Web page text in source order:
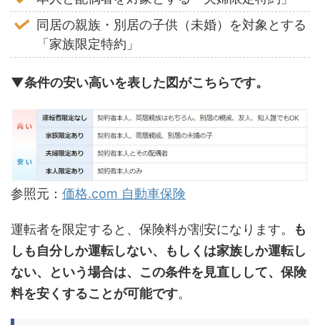
同居の親族・別居の子供（未婚）を対象とする
「家族限定特約」
▼条件の安い高いを表した図がこちらです。
参照元： 価格.com 自動車保険
運転者を限定すると、保険料が割安になります。
も
しも自分しか運転しない、もしくは家族しか運転し
ない、という場合は、この条件を見直しして、保険
料を安くすることが可能です。